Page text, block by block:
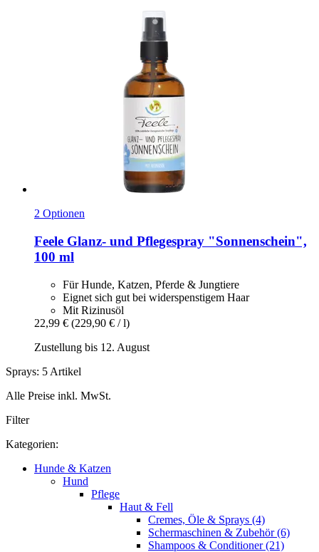
2 Optionen
Feele Glanz-​ und Pflegespray "Sonnenschein",
100 ml
Für Hunde, Katzen, Pferde & Jungtiere
Eignet sich gut bei widerspenstigem Haar
Mit Rizinusöl
22,99 € (229,90 € / l)
Zustellung bis 12. August
Sprays: 5 Artikel
Alle Preise inkl. MwSt.
Filter
Kategorien:
Hunde & Katzen
Hund
Pflege
Haut & Fell
Cremes, Öle & Sprays (4)
Schermaschinen & Zubehör (6)
Shampoos & Conditioner (21)